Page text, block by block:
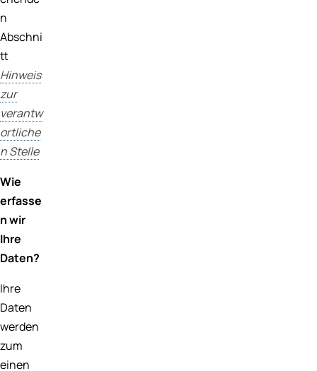
n
Abschni
tt
Hinweis
zur
verantw
ortliche
n Stelle
Wie
erfasse
n wir
Ihre
Daten?
Ihre
Daten
werden
zum
einen